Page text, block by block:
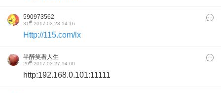
590973562
31# 2017-03-28 14:16
Http://115.com/lx
半醉笑看人生
29# 2017-03-27 14:00
http:192.168.0.101:11111